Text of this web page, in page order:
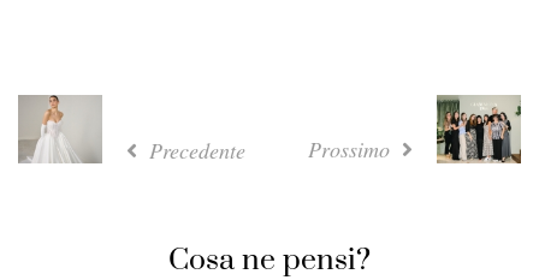
Precedente Prossimo
Cosa ne pensi?